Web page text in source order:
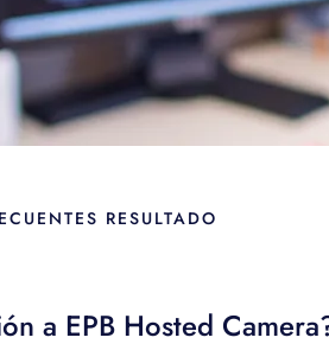
RESULTADO
a EPB Hosted